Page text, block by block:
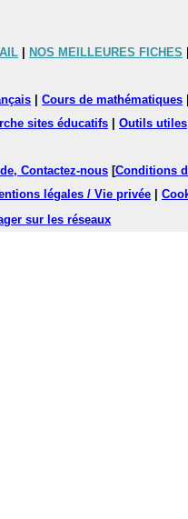
NOS MEILLEURES FICHES
Cours de mathématiques
sites éducatifs Outils utiles
Contactez-nous [Conditions
légales / Vie privée
sur les réseaux